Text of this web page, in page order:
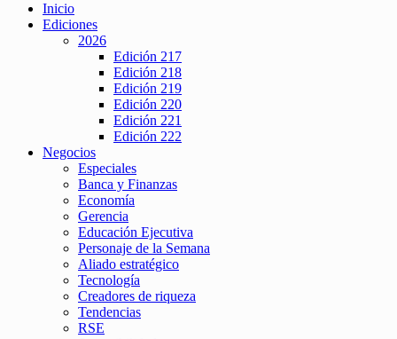
Inicio
Ediciones
2026
Edición 217
Edición 218
Edición 219
Edición 220
Edición 221
Edición 222
Negocios
Especiales
Banca y Finanzas
Economía
Gerencia
Educación Ejecutiva
Personaje de la Semana
Aliado estratégico
Tecnología
Creadores de riqueza
Tendencias
RSE